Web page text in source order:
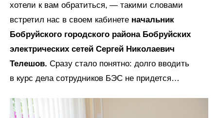
хотели к вам обратиться, — такими словами
встретил нас в своем кабинете начальник
Бобруйского городского района Бобруйских
электрических сетей Сергей Николаевич
Телешов. Сразу стало понятно: долго вводить
в курс дела сотрудников БЭС не придется…